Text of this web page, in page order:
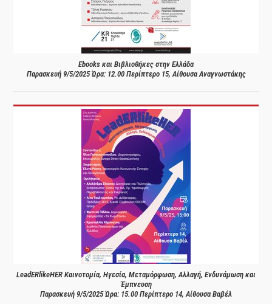
Ebooks και Βιβλιοθήκες στην Ελλάδα
Παρασκευή 9/5/2025 Ώρα: 12.00 Περίπτερο 15, Αίθουσα Αναγνωστάκης
LeadERlikeHER Καινοτομία, Ηγεσία, Μεταμόρφωση, Αλλαγή, Ενδυνάμωση και
Έμπνευση
Παρασκευή 9/5/2025 Ώρα: 15.00 Περίπτερο 14, Αίθουσα Βαβέλ